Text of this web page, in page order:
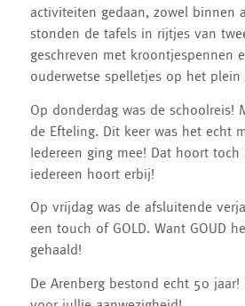
activiteiten gedaan, zowel binnen
stonden de tafels in rijtjes van
geschreven met kroontjespennen
ouderwetse spelletjes op het plein
Op donderdag was de schoolreis!
de Efteling. Dit keer was het echt
Iedereen ging mee! Dat hoort toch
iedereen hoort erbij!
Op vrijdag was de afsluitende
een touch of GOLD. Want GOUD
gehaald!
De Arenberg bestond echt 50